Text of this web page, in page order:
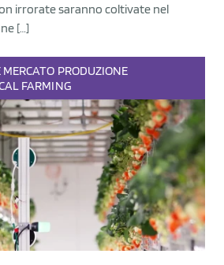
irrorate saranno coltivate nel
[…]
MERCATO PRODUZIONE
FARMING